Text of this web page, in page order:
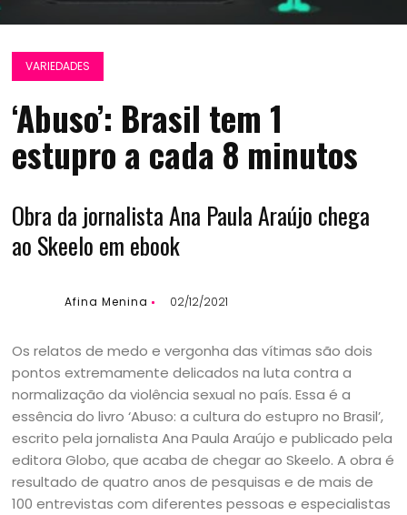
VARIEDADES
‘Abuso’: Brasil tem 1
estupro a cada 8 minutos
Obra da jornalista Ana Paula Araújo chega
ao Skeelo em ebook
Afina Menina 02/12/2021
Os relatos de medo e vergonha das vítimas são dois
pontos extremamente delicados na luta contra a
normalização da violência sexual no país. Essa é a
essência do livro ‘Abuso: a cultura do estupro no Brasil’,
escrito pela jornalista Ana Paula Araújo e publicado pela
editora Globo, que acaba de chegar ao Skeelo. A obra é
resultado de quatro anos de pesquisas e de mais de
100 entrevistas com diferentes pessoas e especialistas